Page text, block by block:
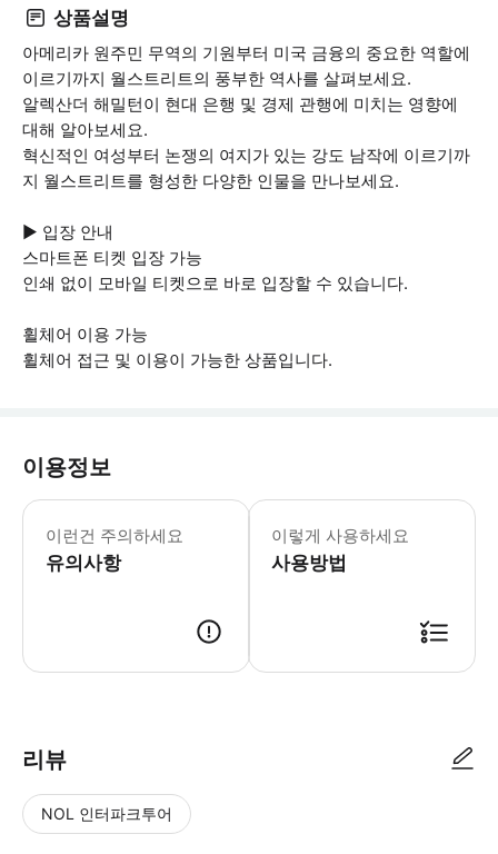
상품설명
아메리카 원주민 무역의 기원부터 미국 금융의 중요한 역할에
이르기까지 월스트리트의 풍부한 역사를 살펴보세요.
알렉산더 해밀턴이 현대 은행 및 경제 관행에 미치는 영향에
대해 알아보세요.
혁신적인 여성부터 논쟁의 여지가 있는 강도 남작에 이르기까
지 월스트리트를 형성한 다양한 인물을 만나보세요.
▶ 입장 안내
스마트폰 티켓 입장 가능
인쇄 없이 모바일 티켓으로 바로 입장할 수 있습니다.
휠체어 이용 가능
휠체어 접근 및 이용이 가능한 상품입니다.
이용정보
이런건 주의하세요
유의사항
▶ 꼭 알아두세요 * 투어는 비가 와도
이렇게 사용하세요
사용방법
리뷰
NOL 인터파크투어